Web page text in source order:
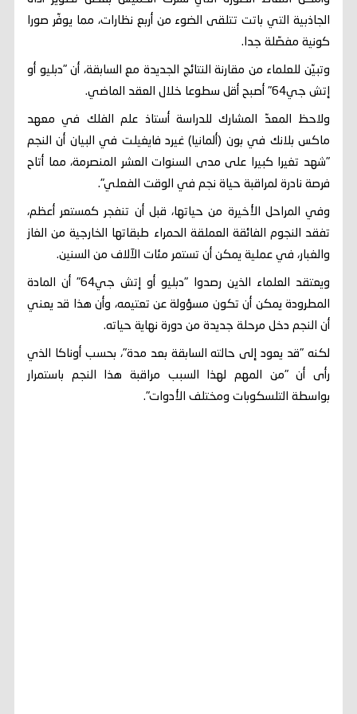
الجاذبية التي باتت تتلقى الضوء من أربع نظارات، مما يوفّر صورا
كونية مفصّلة جدا.
وتبيّن للعلماء من مقارنة النتائج الجديدة مع السابقة، أن "دبليو أو
إتش جي64" أصبح أقل سطوعا خلال العقد الماضي.
ولاحظ المعدّ المشارك للدراسة أستاذ علم الفلك في معهد
ماكس بلانك في بون (ألمانيا) غيرد فايغيلت في البيان أن النجم
"شهد تغيرا كبيرا على مدى السنوات العشر المنصرمة، مما أتاح
فرصة نادرة لمراقبة حياة نجم في الوقت الفعلي".
وفي المراحل الأخيرة من حياتها، قبل أن تنفجر كمستعر أعظم،
تفقد النجوم الفائقة العملقة الحمراء طبقاتها الخارجية من الغاز
والغبار، في عملية يمكن أن تستمر مئات الآلاف من السنين.
ويعتقد العلماء الذين رصدوا "دبليو أو إتش جي64" أن المادة
المطرودة يمكن أن تكون مسؤولة عن تعتيمه، وأن هذا قد يعني
أن النجم دخل مرحلة جديدة من دورة نهاية حياته.
لكنه "قد يعود إلى حالته السابقة بعد مدة"، بحسب أوناكا الذي
رأى أن "من المهم لهذا السبب مراقبة هذا النجم باستمرار
بواسطة التلسكوبات ومختلف الأدوات".